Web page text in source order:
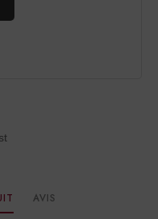
AVIS